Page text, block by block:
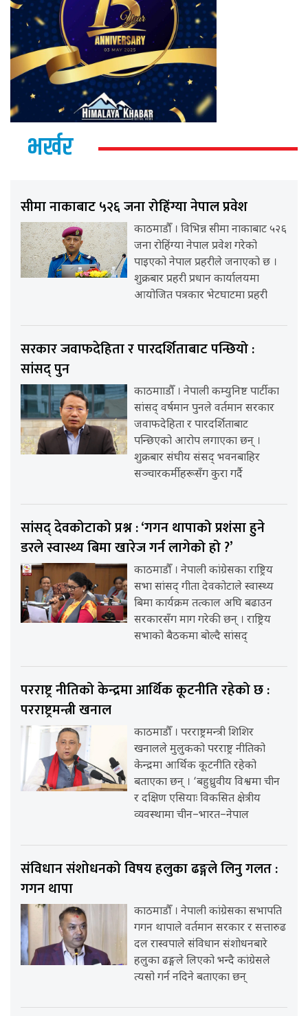
भर्खर
सीमा नाकाबाट ५२६ जना रोहिंग्या नेपाल प्रवेश
काठमाडौँ । विभिन्न सीमा नाकाबाट ५२६
जना रोहिंग्या नेपाल प्रवेश गरेको
पाइएको नेपाल प्रहरीले जनाएको छ ।
शुक्रबार प्रहरी प्रधान कार्यालयमा
आयोजित पत्रकार भेटघाटमा प्रहरी
सरकार जवाफदेहिता र पारदर्शिताबाट पन्छियो :
सांसद् पुन
काठमााडौँ । नेपाली कम्युनिष्ट पार्टीका
सांसद् वर्षमान पुनले वर्तमान सरकार
जवाफदेहिता र पारदर्शिताबाट
पन्छिएको आरोप लगाएका छन् ।
शुक्रबार संघीय संसद् भवनबाहिर
सञ्चारकर्मीहरूसँग कुरा गर्दै
सांसद् देवकोटाको प्रश्न : ‘गगन थापाको प्रशंसा हुने
डरले स्वास्थ्य बिमा खारेज गर्न लागेको हो ?’
काठमाडौँ । नेपाली कांग्रेसका राष्ट्रिय
सभा सांसद् गीता देवकोटाले स्वास्थ्य
बिमा कार्यक्रम तत्काल अघि बढाउन
सरकारसँग माग गरेकी छन् । राष्ट्रिय
सभाको बैठकमा बोल्दै सांसद्
परराष्ट्र नीतिको केन्द्रमा आर्थिक कूटनीति रहेको छ :
परराष्ट्रमन्त्री खनाल
काठमाडौँ । परराष्ट्रमन्त्री शिशिर
खनालले मुलुकको परराष्ट्र नीतिको
केन्द्रमा आर्थिक कूटनीति रहेको
बताएका छन् । ‘बहुध्रुवीय विश्वमा चीन
र दक्षिण एसियाः विकसित क्षेत्रीय
व्यवस्थामा चीन–भारत–नेपाल
संविधान संशोधनको विषय हलुका ढङ्गले लिनु गलत :
गगन थापा
काठमाडौँ । नेपाली कांग्रेसका सभापति
गगन थापाले वर्तमान सरकार र सत्तारुढ
दल रास्वपाले संविधान संशोधनबारे
हलुका ढङ्गले लिएको भन्दै कांग्रेसले
त्यसो गर्न नदिने बताएका छन्